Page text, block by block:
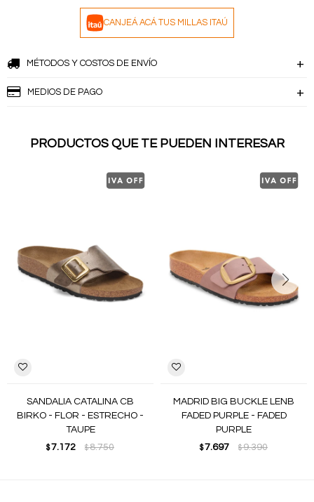
CANJEÁ ACÁ TUS MILLAS ITAÚ
MÉTODOS Y COSTOS DE ENVÍO
MEDIOS DE PAGO
PRODUCTOS QUE TE PUEDEN INTERESAR
SANDALIA CATALINA CB
BIRKO - FLOR - ESTRECHO -
TAUPE
$7.172 $8.750
MADRID BIG BUCKLE LENB
FADED PURPLE - FADED
PURPLE
$7.697 $9.390